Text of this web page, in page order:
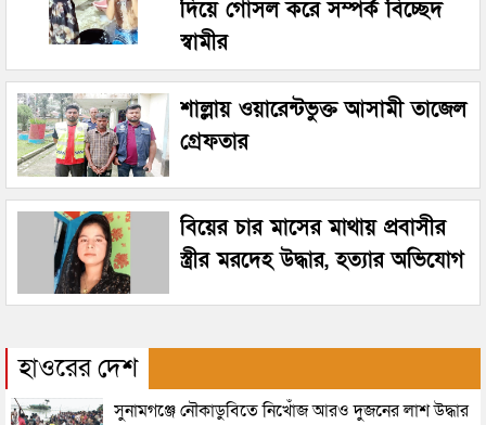
দিয়ে গোসল করে সম্পর্ক বিচ্ছেদ
স্বামীর
শাল্লায় ওয়ারেন্টভুক্ত আসামী তাজেল
গ্রেফতার
বিয়ের চার মাসের মাথায় প্রবাসীর
স্ত্রীর মরদেহ উদ্ধার, হত্যার অভিযোগ
হাওরের দেশ
সুনামগঞ্জে নৌকাডুবিতে নিখোঁজ আরও দুজনের লাশ উদ্ধার